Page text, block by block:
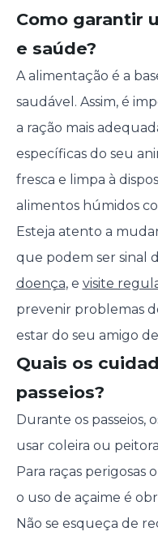
Como garantir
e saúde?
A alimentação é a
saudável. Assim, é
a ração mais
específicas do seu
fresca e limpa à
alimentos húmidos
Esteja atento a
que podem ser sinal
doença, e visite
prevenir problemas
estar do seu amigo
Quais os
passeios?
Durante os passeios,
usar coleira ou
Para raças perigosas
o uso de açaime é
Não se esqueça de